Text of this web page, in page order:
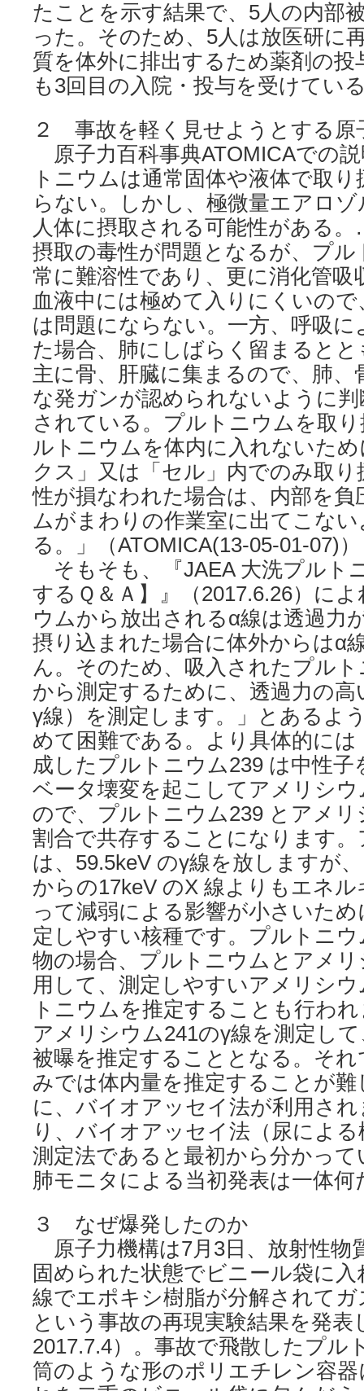
たことを示す結果で、5人の内部
った。そのため、5人は放医研に
質を体外に排出するため薬剤の
も3回目の入院・投与を受けてい
２ 事故を軽く見せようとする原
原子力百科事典ATOMICAでの
トニウムは通常固体や液体で取
らない。しかし、極微量エアロ
人体に摂取される可能性がある
摂取の毒性が問題となるが、プ
常に難溶性であり、更に消化管吸
血液中には極めて入りにくいの
は問題にならない。一方、呼吸
た場合、肺にしばらく留まると
主に骨、肝臓に集まるので、肺、
な発ガンが認められないように
されている。プルトニウムを取
ルトニウムを体内に入れないた
クス」又は「セル」内でのみ取
性が損なわれた場合は、内部を
ムがまわりの作業室に出てこな
る。」（ATOMICA(13-05-01-07)）
そもそも、『JAEA 大洗プルト
するＱ＆Ａ】』（2017.6.26）に
ウムから放出されるα線は透過力
摂り込まれた場合に体外からはα
ん。そのため、吸入されたプル
から測定するために、透過力の
γ線）を測定します。」とあるよ
めて困難である。より具体的には
成したプルトニウム239 は中性子
ベータ壊変を起こしてアメリシ
ので、プルトニウム239 とアメ
割合で共存することになります
は、59.5keV のγ線を放しますが
からの17keV のX 線よりもエネ
って減弱による影響が小さいた
定しやすい核種です。プルトニ
物の場合、プルトニウムとアメ
用して、測定しやすいアメリシ
トニウムを推定することも行わ
アメリシウム241のγ線を測定し
被曝を推定することとなる。そ
みでは体内量を推定することが
に、バイオアッセイ法が利用さ
り、バイオアッセイ法（尿によ
測定法であると最初から分かっ
肺モニタによる当初発表は一体何
３ なぜ爆発したのか
原子力機構は7月3日、放射性物
固められた状態でビニール袋に
線でエポキシ樹脂が分解されて
という事故の再現実験結果を発表
2017.7.4）。事故で飛散したプル
筒のような形のポリエチレン容